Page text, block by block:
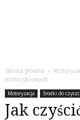
Strona główna
motocyklowych
Motoryzacja Środki do
Jak